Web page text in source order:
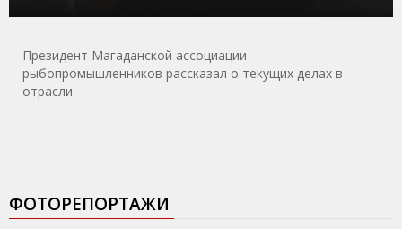
Президент Магаданской ассоциации
рыбопромышленников рассказал о текущих делах в
отрасли
ФОТОРЕПОРТАЖИ